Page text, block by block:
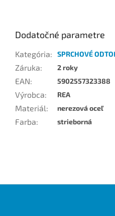
Dodatočné parametre
Kategória: SPRCHOVÉ
Záruka: 2 roky
EAN: 5902557323388
Výrobca: REA
Materiál: nerezová oceľ
Farba: strieborná